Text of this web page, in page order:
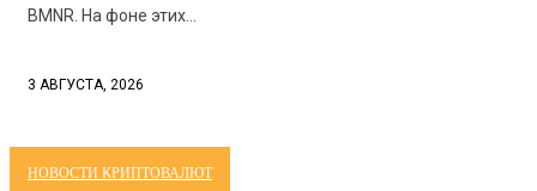
BMNR. На фоне этих...
3 АВГУСТА, 2026
НОВОСТИ КРИПТОВАЛЮТ